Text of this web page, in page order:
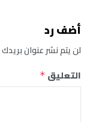
أضف رد
لن يتم نشر عنوان بريدك
التعليق *